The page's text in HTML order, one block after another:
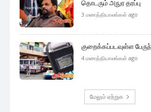
தொடரும் அநுர தரப்பு
3 மணத்தியாலங்கள் ago
குறைக்கப்படவுள்ள
4 மணத்தியாலங்கள் ago
மேலும் ஏற்றுக